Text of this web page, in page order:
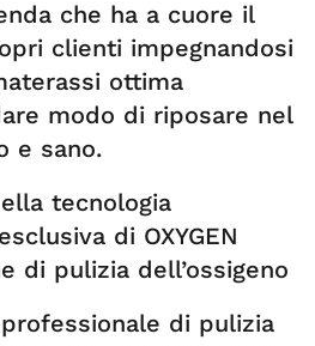
che ha a cuore il
clienti impegnandosi
ottima
modo di riposare nel
e sano.
tecnologia
di OXYGEN
di pulizia dell’ossigeno
di pulizia